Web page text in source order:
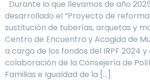
Durante lo que llevamos de año
desarrollado el “Proyecto de
sustitución de tuberías, arquetas y
Centro de Encuentro y Acogida de
a cargo de los fondos del IRPF 2024 y
colaboración de la Consejería de
Familias e Igualdad de la […]